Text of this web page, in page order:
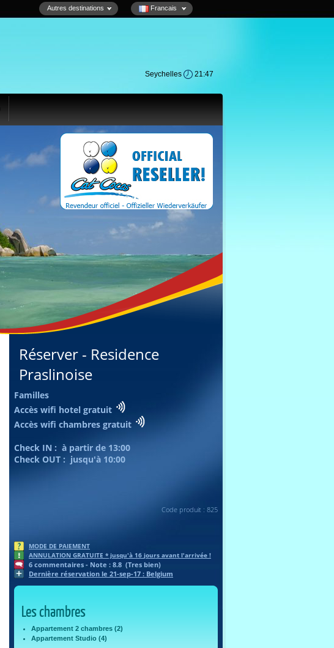
Autres destinations Francais
Seychelles 21:47
Réserver - Residence
Praslinoise
Familles
Accès wifi hotel gratuit
Accès wifi chambres gratuit
Check IN : à partir de 13:00
Check OUT : jusqu'à 10:00
Code produit : 825
MODE DE PAIEMENT
ANNULATION GRATUITE * jusqu'à 16 jours avant l'arrivée !
6 commentaires - Note : 8.8 (Tres bien)
Dernière réservation le 21-sep-17 : Belgium
Les chambres
Appartement 2 chambres (2)
Appartement Studio (4)